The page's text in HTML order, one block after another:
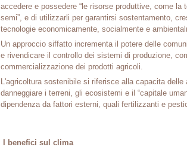
accedere e possedere “le risorse produttive, come
semi”, e di utilizzarli per garantirsi sostentamento,
tecnologie economicamente, socialmente e
Un approccio siffatto incrementa il potere delle
e rivendicare il controllo dei sistemi di produzione,
commercializzazione dei prodotti agricoli.
L'agricoltura sostenibile si riferisce alla capacita
danneggiare i terreni, gli ecosistemi e il “capitale
dipendenza da fattori esterni, quali fertilizzanti e
I benefici sul clima